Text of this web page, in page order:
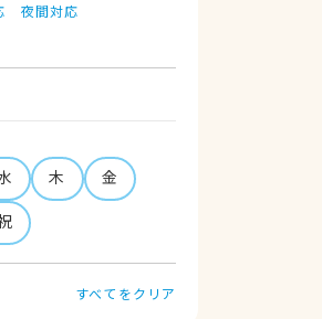
夜間対応
木
金
すべてをクリア